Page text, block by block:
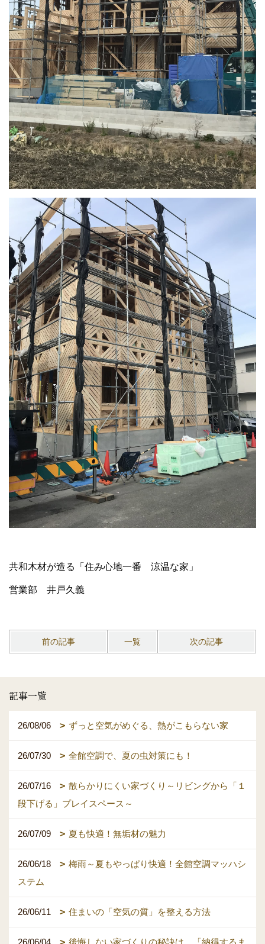
共和木材が造る「住み心地一番 涼温な家」
営業部 井戸久義
前の記事 一覧 次の記事
記事一覧
26/08/06 ずっと空気がめぐる、熱がこもらない家
26/07/30 全館空調で、夏の虫対策にも！
26/07/16
散らかりにくい家づくり～リビングから「１
段下げる」プレイスペース～
26/07/09 夏も快適！無垢材の魅力
26/06/18
梅雨～夏もやっぱり快適！全館空調マッハシ
ステム
26/06/11 住まいの「空気の質」を整える方法
26/06/04
後悔しない家づくりの秘訣は、「納得するま